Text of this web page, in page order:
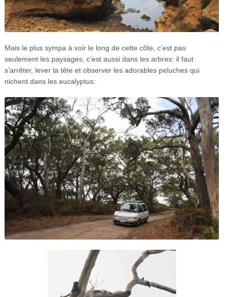
Mais le plus sympa à voir le long de cette côte, c’est pas
seulement les paysages, c’est aussi dans les arbres: il faut
s’arrêter, lever la tête et observer les adorables peluches qui
nichent dans les eucalyptus: